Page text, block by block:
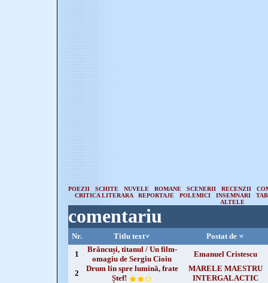
POEZII SCHITE NUVELE ROMANE SCENERII RECENZII
CRITICA LITERARA
REPORTAJE POLEMICI INSEMNARI
ALTELE
comentariu
Nr. Titlu text
Postat de
1
Brâncuși, titanul / Un film-
omagiu de Sergiu Cioiu
Emanuel Cristescu
2
Drum lin spre lumină, frate
Ștef!
MARELE MAESTRU
INTERGALACTIC